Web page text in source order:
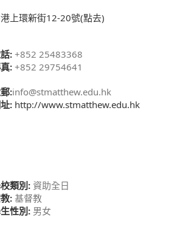
上環新街12-20號(點去)
:+852 25483368
:+852 29754641
:info@stmatthew.edu.hk
: http://www.stmatthew.edu.hk
類別: 資助全日
:基督教
性別: 男女